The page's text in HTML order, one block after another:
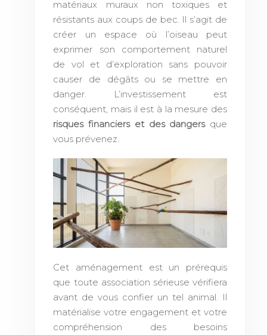
matériaux muraux non toxiques et
résistants aux coups de bec. Il s’agit de
créer un espace où l’oiseau peut
exprimer son comportement naturel
de vol et d’exploration sans pouvoir
causer de dégâts ou se mettre en
danger. L’investissement est
conséquent, mais il est à la mesure des
risques financiers et des dangersque
vous prévenez.
Cet aménagement est un prérequis
que toute association sérieuse vérifiera
avant de vous confier un tel animal. Il
matérialise votre engagement et votre
compréhension des besoins